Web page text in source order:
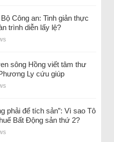
Công an: Tinh giản thực
trình diễn lấy lệ?
sông Hồng viết tâm thư
Ly cứu giúp
phải để tích sản”: Vì sao Tô
Bất Động sản thứ 2?